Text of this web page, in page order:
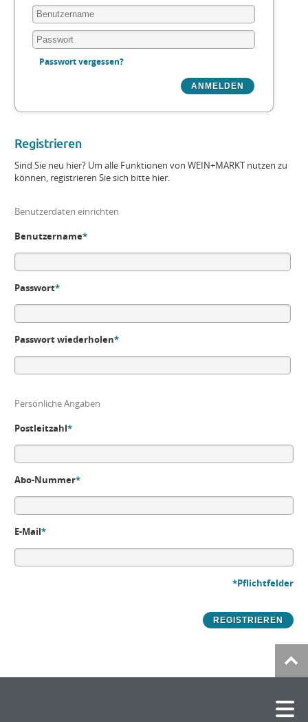
Passwort vergessen?
Registrieren
Sind Sie neu hier? Um alle Funktionen von WEIN+MARKT nutzen zu
können, registrieren Sie sich bitte hier.
Benutzerdaten einrichten
Benutzername*
Passwort*
Passwort wiederholen*
Persönliche Angaben
Postleitzahl*
Abo-Nummer*
E-Mail*
*Pflichtfelder